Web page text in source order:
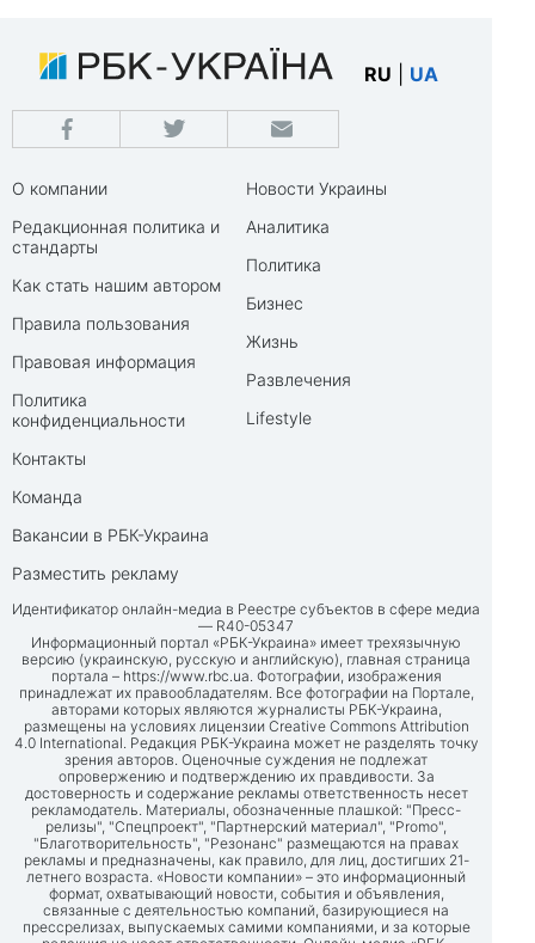
RU UA
О компании
Редакционная политика и
стандарты
Как стать нашим автором
Правила пользования
Правовая информация
Политика
конфиденциальности
Контакты
Команда
Вакансии в РБК-Украина
Разместить рекламу
Новости Украины
Аналитика
Политика
Бизнес
Жизнь
Развлечения
Lifestyle
Идентификатор онлайн-медиа в Реестре субъектов в сфере медиа
— R40-05347
Информационный портал «РБК-Украина» имеет трехязычную
версию (украинскую, русскую и английскую), главная страница
портала – https://www.rbc.ua. Фотографии, изображения
принадлежат их правообладателям. Все фотографии на Портале,
авторами которых являются журналисты РБК-Украина,
размещены на условиях лицензии Creative Commons Attribution
4.0 International. Редакция РБК-Украина может не разделять точку
зрения авторов. Оценочные суждения не подлежат
опровержению и подтверждению их правдивости. За
достоверность и содержание рекламы ответственность несет
рекламодатель. Материалы, обозначенные плашкой: "Пресс-
релизы", "Спецпроект", "Партнерский материал", "Promo",
"Благотворительность", "Резонанс" размещаются на правах
рекламы и предназначены, как правило, для лиц, достигших 21-
летнего возраста. «Новости компании» – это информационный
формат, охватывающий новости, события и объявления,
связанные с деятельностью компаний, базирующиеся на
прессрелизах, выпускаемых самими компаниями, и за которые